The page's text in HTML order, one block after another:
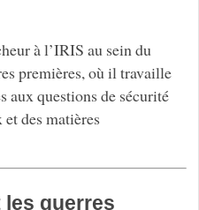
à l’IRIS au sein du
premières, où il travaille
aux questions de sécurité
des matières
les guerres